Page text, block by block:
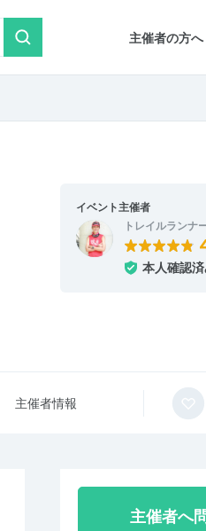
主催者の方へ
イベント主催者
トレイルランナ
本人確認
主催者情報
主催者へ